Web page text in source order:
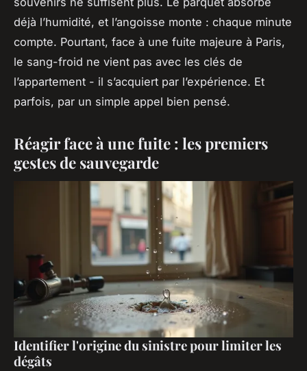
déjà l’humidité, et l’angoisse monte : chaque minute
compte. Pourtant, face à une fuite majeure à Paris,
le sang-froid ne vient pas avec les clés de
l’appartement - il s’acquiert par l’expérience. Et
parfois, par un simple appel bien pensé.
Réagir face à une fuite : les premiers
gestes de sauvegarde
Identifier l'origine du sinistre pour limiter les
dégâts